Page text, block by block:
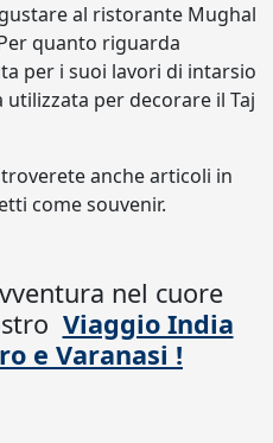
al ristorante Mughal
quanto riguarda
per i suoi lavori di intarsio
per decorare il Taj
anche articoli in
come souvenir.
nel cuore
Viaggio India
e Varanasi !